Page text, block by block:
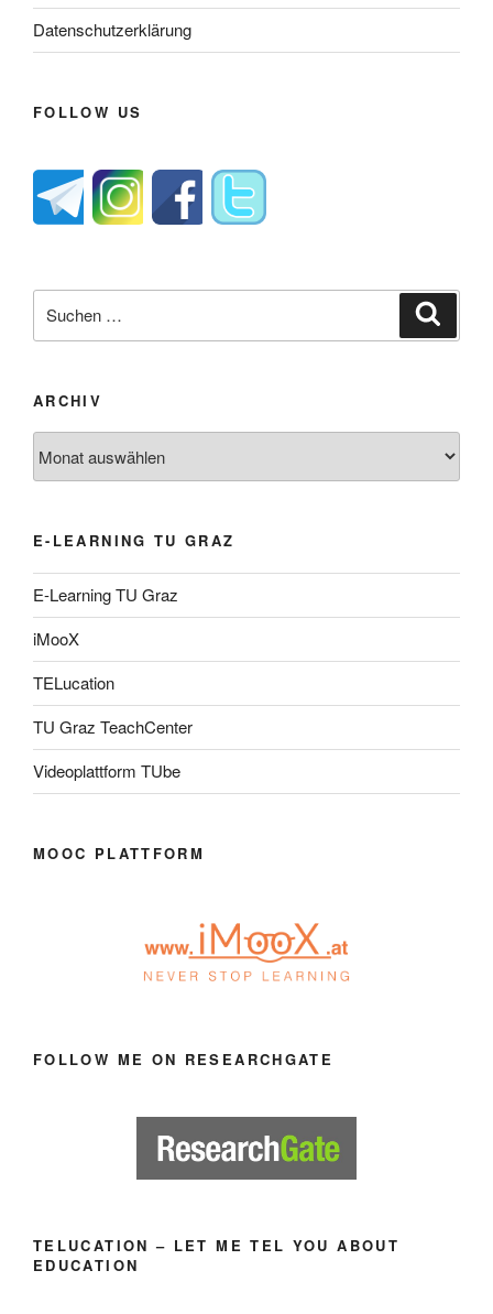
Datenschutzerklärung
FOLLOW US
nach:
ARCHIV
E-LEARNING TU GRAZ
E-Learning TU Graz
iMooX
TELucation
TU Graz TeachCenter
Videoplattform TUbe
MOOC PLATTFORM
FOLLOW ME ON RESEARCHGATE
TELUCATION – LET ME TEL YOU ABOUT
EDUCATION